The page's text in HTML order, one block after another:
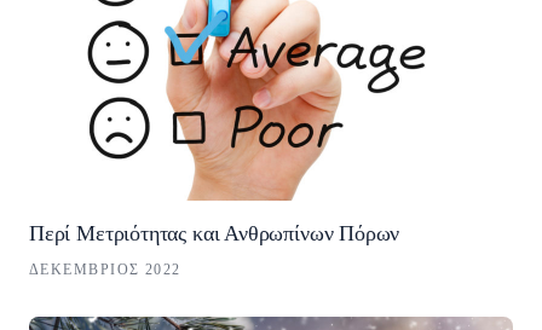
Περί Μετριότητας και Ανθρωπίνων Πόρων
ΔΕΚΈΜΒΡΙΟΣ 2022